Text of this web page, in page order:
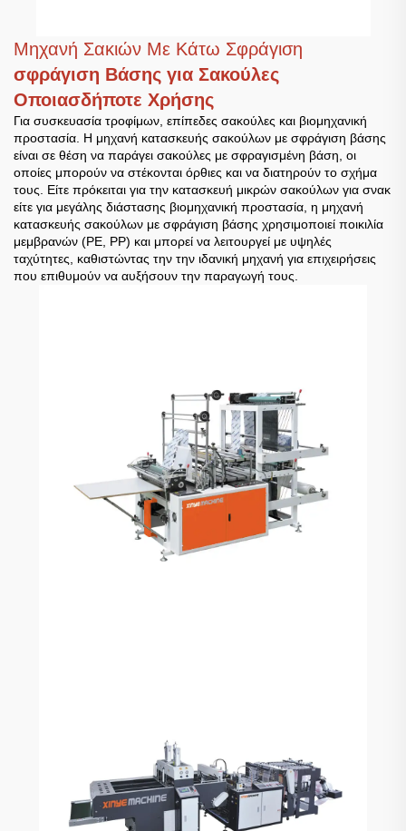
Μηχανή Σακιών Με Κάτω Σφράγιση
σφράγιση Βάσης για Σακούλες
Οποιασδήποτε Χρήσης
Για συσκευασία τροφίμων, επίπεδες σακούλες και βιομηχανική
προστασία. Η μηχανή κατασκευής σακούλων με σφράγιση βάσης
είναι σε θέση να παράγει σακούλες με σφραγισμένη βάση, οι
οποίες μπορούν να στέκονται όρθιες και να διατηρούν το σχήμα
τους. Είτε πρόκειται για την κατασκευή μικρών σακούλων για σνακ
είτε για μεγάλης διάστασης βιομηχανική προστασία, η μηχανή
κατασκευής σακούλων με σφράγιση βάσης χρησιμοποιεί ποικιλία
μεμβρανών (PE, PP) και μπορεί να λειτουργεί με υψηλές
ταχύτητες, καθιστώντας την την ιδανική μηχανή για επιχειρήσεις
που επιθυμούν να αυξήσουν την παραγωγή τους.